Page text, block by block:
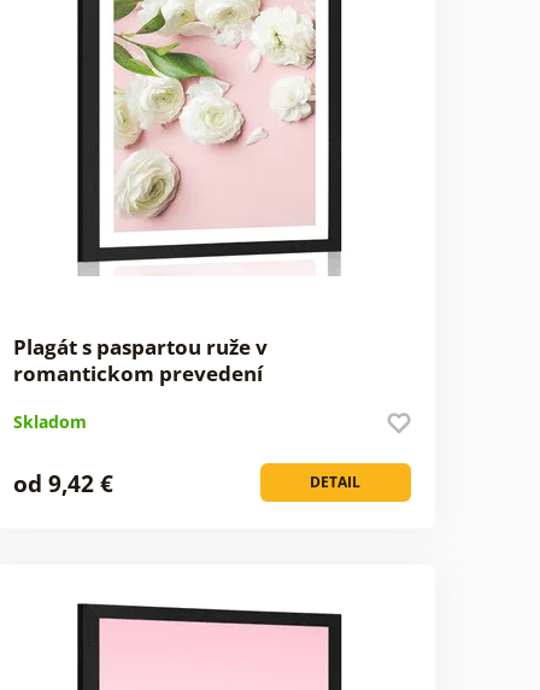
Plagát s paspartou ruže v
romantickom prevedení
Skladom
DETAIL
od 9,42 €